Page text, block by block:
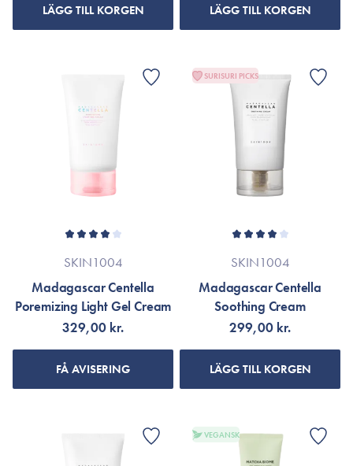
LÄGG TILL KORGEN LÄGG TILL KORGEN
SKIN1004
Madagascar Centella
Poremizing Light Gel Cream
329,00 kr.
FÅ AVISERING
SURISURI PICKS
SKIN1004
Madagascar Centella
Soothing Cream
299,00 kr.
LÄGG TILL KORGEN
VEGANSK